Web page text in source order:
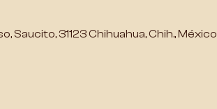
Saucito, 31123 Chihuahua, Chih., México